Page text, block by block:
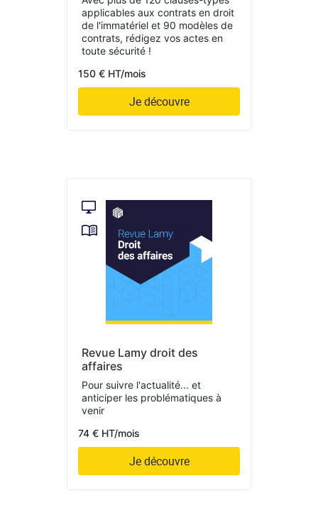
applicables aux contrats en droit
de l'immatériel et 90 modèles de
contrats, rédigez vos actes en
toute sécurité !
150 € HT/mois
Je découvre
Revue Lamy droit des
affaires
Pour suivre l'actualité... et
anticiper les problématiques à
venir
74 € HT/mois
Je découvre